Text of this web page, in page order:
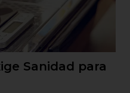
Sanidad para